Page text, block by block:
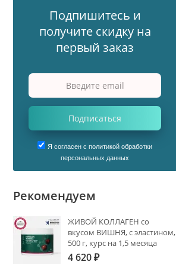
Подпишитесь и
получите скидку на
первый заказ
Подписаться
Я согласен с политикой обработки
персональных данных
Рекомендуем
ЖИВОЙ КОЛЛАГЕН со
вкусом ВИШНЯ, с эластином,
500 г, курс на 1,5 месяца
4 620₽